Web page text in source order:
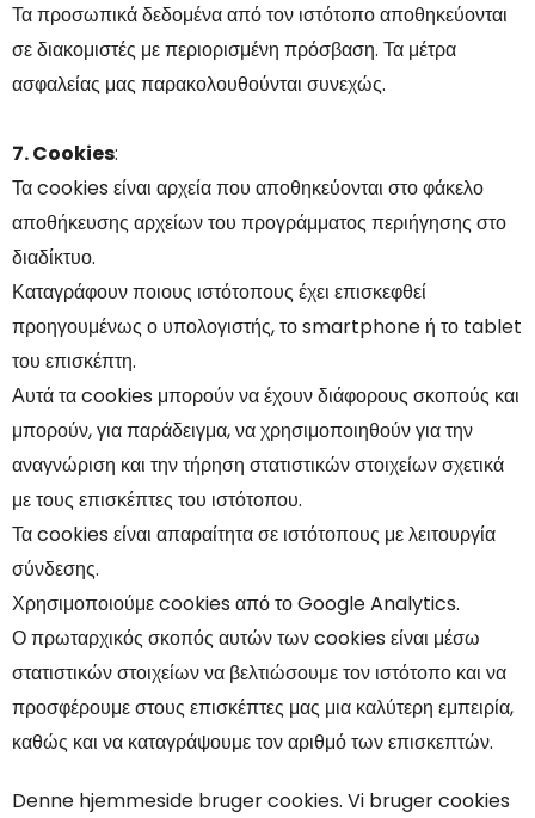
Τα προσωπικά δεδομένα από τον ιστότοπο αποθηκεύονται
σε διακομιστές με περιορισμένη πρόσβαση. Τα μέτρα
ασφαλείας μας παρακολουθούνται συνεχώς.
7. Cookies:
Τα cookies είναι αρχεία που αποθηκεύονται στο φάκελο
αποθήκευσης αρχείων του προγράμματος περιήγησης στο
διαδίκτυο.
Καταγράφουν ποιους ιστότοπους έχει επισκεφθεί
προηγουμένως ο υπολογιστής, το smartphone ή το tablet
του επισκέπτη.
Αυτά τα cookies μπορούν να έχουν διάφορους σκοπούς και
μπορούν, για παράδειγμα, να χρησιμοποιηθούν για την
αναγνώριση και την τήρηση στατιστικών στοιχείων σχετικά
με τους επισκέπτες του ιστότοπου.
Τα cookies είναι απαραίτητα σε ιστότοπους με λειτουργία
σύνδεσης.
Χρησιμοποιούμε cookies από το Google Analytics.
Ο πρωταρχικός σκοπός αυτών των cookies είναι μέσω
στατιστικών στοιχείων να βελτιώσουμε τον ιστότοπο και να
προσφέρουμε στους επισκέπτες μας μια καλύτερη εμπειρία,
καθώς και να καταγράψουμε τον αριθμό των επισκεπτών.
Denne hjemmeside bruger cookies. Vi bruger cookies